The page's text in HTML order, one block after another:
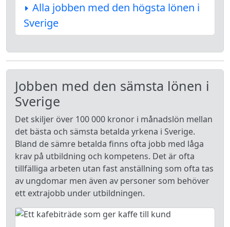
Alla jobben med den högsta lönen i
Sverige
Jobben med den sämsta lönen i
Sverige
Det skiljer över 100 000 kronor i månadslön mellan
det bästa och sämsta betalda yrkena i Sverige.
Bland de sämre betalda finns ofta jobb med låga
krav på utbildning och kompetens. Det är ofta
tillfälliga arbeten utan fast anställning som ofta tas
av ungdomar men även av personer som behöver
ett extrajobb under utbildningen.